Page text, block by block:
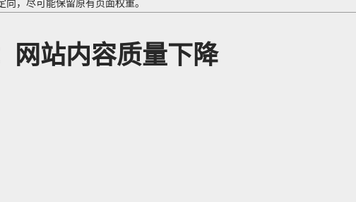
，尽可能保留原有页面权重。
网站内容质量下降